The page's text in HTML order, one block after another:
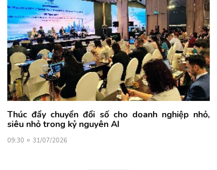
Thúc đẩy chuyển đổi số cho doanh nghiệp nhỏ,
siêu nhỏ trong kỷ nguyên AI
09:30 31/07/2026